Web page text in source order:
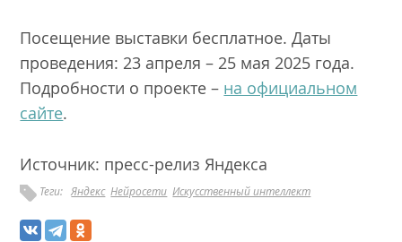
Посещение выставки бесплатное. Даты
проведения: 23 апреля – 25 мая 2025 года.
Подробности о проекте – на официальном
сайте.
Источник: пресс-релиз Яндекса
Теги: Яндекс Нейросети Искусственный интеллект